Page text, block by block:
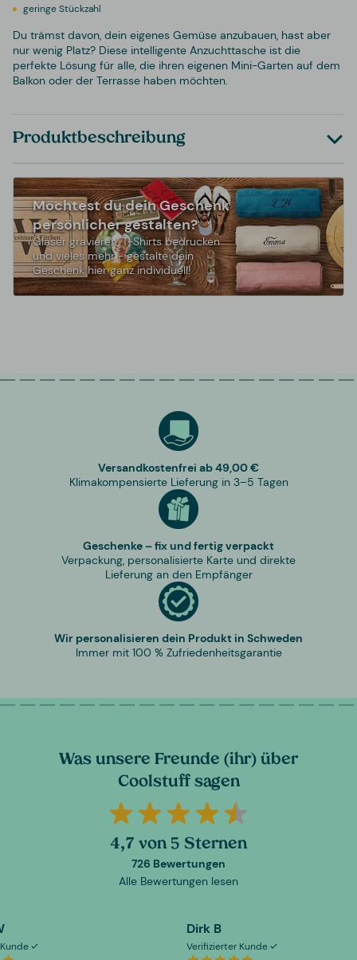
geringe Stückzahl
Du trämst davon, dein eigenes Gemüse anzubauen, hast aber
nur wenig Platz? Diese intelligente Anzuchttasche ist die
perfekte Lösung für alle, die ihren eigenen Mini-Garten auf dem
Balkon oder der Terrasse haben möchten.
Produktbeschreibung
Möchtest du dein Geschenk
persönlicher gestalten?
Gläser gravieren, T-Shirts bedrucken
und vieles mehr - gestalte dein
Geschenk hier ganz individuell!
Versandkostenfrei ab 49,00 €
Klimakompensierte Lieferung in 3–5 Tagen
Geschenke – fix und fertig verpackt
Verpackung, personalisierte Karte und direkte
Lieferung an den Empfänger
Wir personalisieren dein Produkt in Schweden
Immer mit 100 % Zufriedenheitsgarantie
Was unsere Freunde (ihr) über
Coolstuff sagen
4,7 von 5 Sternen
726 Bewertungen
Alle Bewertungen lesen
Dirk B
Verifizierter Kunde